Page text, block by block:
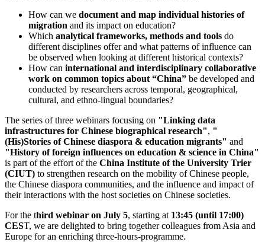
How can we document and map individual histories of
migration and its impact on education?
Which analytical frameworks, methods and tools do
different disciplines offer and what patterns of influence can
be observed when looking at different historical contexts?
How can international and interdisciplinary collaborative
work on common topics about “China” be developed and
conducted by researchers across temporal, geographical,
cultural, and ethno-lingual boundaries?
The series of three webinars focusing on "Linking data
infrastructures for Chinese biographical research", "
(His)Stories of Chinese diaspora & education migrants" and
"History of foreign influences on education & science in China"
is part of the effort of the China Institute of the University Trier
(CIUT) to strengthen research on the mobility of Chinese people,
the Chinese diaspora communities, and the influence and impact of
their interactions with the host societies on Chinese societies.
For the third webinar on July 5, starting at 13:45 (until 17:00)
CEST, we are delighted to bring together colleagues from Asia and
Europe for an enriching three-hours-programme.